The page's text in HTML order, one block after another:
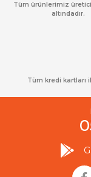
Tüm ürünlerimiz
altındadır.
Tüm kredi kartları